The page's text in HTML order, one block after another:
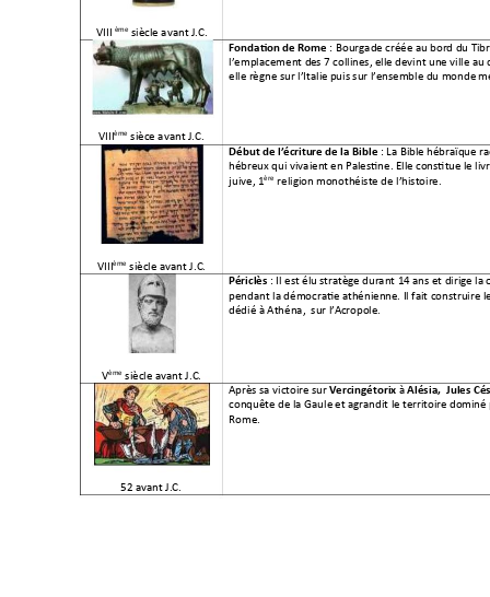
VIII ème siècle avant J.C.
VIIIème sièce avant J.C.
Fondation de Rome : Bourgade créée au bord du Tibr
l’emplacement des 7 collines, elle devint une ville au
elle règne sur l’Italie puis sur l’ensemble du monde
VIIIème siècle avant J.C.
Début de l’écriture de la Bible : La Bible hébraïque
hébreux qui vivaient en Palestine. Elle constitue le
juive, 1ère religion monothéiste de l’histoire.
Vème siècle avant J.C.
Périclès : Il est élu stratège durant 14 ans et dirige la
pendant la démocratie athénienne. Il fait construire l
dédié à Athéna,  sur l’Acropole.
52 avant J.C.
Après sa victoire sur Vercingétorix à Alésia, Jules
conquête de la Gaule et agrandit le territoire dominé
Rome.